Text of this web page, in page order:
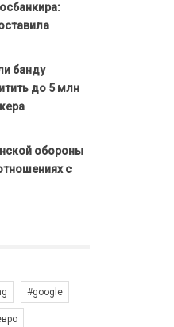
банду
до 5 млн
обороны
с
#google